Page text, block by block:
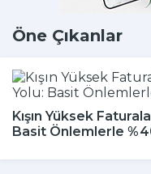
Öne Çıkanlar
Kışın Yüksek
Basit Önlemlerle